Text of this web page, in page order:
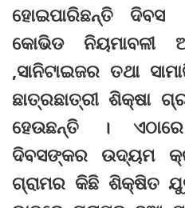
ହୋଇପାରିଛନ୍ତି ଦିବସ
କୋଭିଡ ନିୟମାବଳୀ
,ସାନିଟାଇଜର ତଥା
ଛାତ୍ରଛାତ୍ରୀ ଶିକ୍ଷା
ହେଉଛନ୍ତି ।
ଦିବସଙ୍କର ଉଦ୍ୟମ
ଗ୍ରାମର କିଛି ଶିକ୍ଷିତ